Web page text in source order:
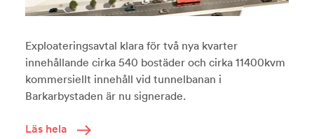
Exploateringsavtal klara för två nya kvarter
innehållande cirka 540 bostäder och cirka 11400kvm
kommersiellt innehåll vid tunnelbanan i
Barkarbystaden är nu signerade.
Läs hela